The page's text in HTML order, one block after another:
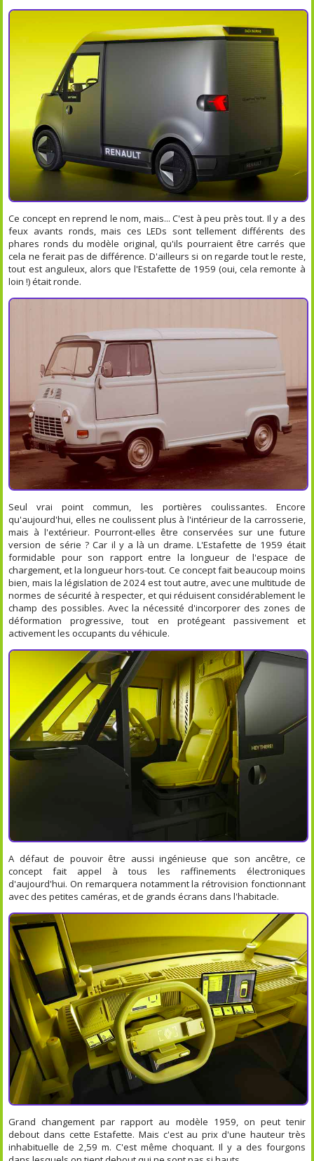
Ce concept en reprend le nom, mais... C'est à peu près tout. Il y a des
feux avants ronds, mais ces LEDs sont tellement différents des
phares ronds du modèle original, qu'ils pourraient être carrés que
cela ne ferait pas de différence. D'ailleurs si on regarde tout le reste,
tout est anguleux, alors que l'Estafette de 1959 (oui, cela remonte à
loin !) était ronde.
Seul vrai point commun, les portières coulissantes. Encore
qu'aujourd'hui, elles ne coulissent plus à l'intérieur de la carrosserie,
mais à l'extérieur. Pourront-elles être conservées sur une future
version de série ? Car il y a là un drame. L'Estafette de 1959 était
formidable pour son rapport entre la longueur de l'espace de
chargement, et la longueur hors-tout. Ce concept fait beaucoup moins
bien, mais la législation de 2024 est tout autre, avec une multitude de
normes de sécurité à respecter, et qui réduisent considérablement le
champ des possibles. Avec la nécessité d'incorporer des zones de
déformation progressive, tout en protégeant passivement et
activement les occupants du véhicule.
A défaut de pouvoir être aussi ingénieuse que son ancêtre, ce
concept fait appel à tous les raffinements électroniques
d'aujourd'hui. On remarquera notamment la rétrovision fonctionnant
avec des petites caméras, et de grands écrans dans l'habitacle.
Grand changement par rapport au modèle 1959, on peut tenir
debout dans cette Estafette. Mais c'est au prix d'une hauteur très
inhabituelle de 2,59 m. C'est même choquant. Il y a des fourgons